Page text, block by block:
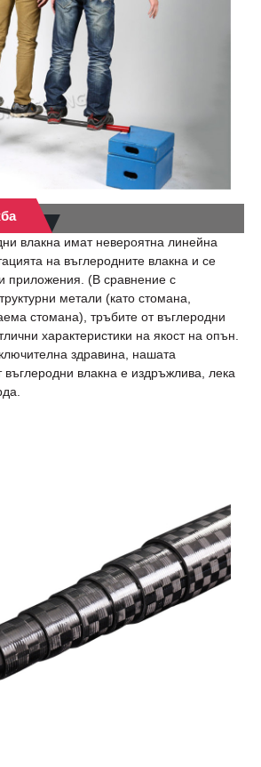
влакна имат невероятна линейна
на въглеродните влакна и се
приложения. (В сравнение с
метали (като стомана,
стомана), тръбите от въглеродни
характеристики на якост на опън.
здравина, нашата
въглеродни влакна е издръжлива, лека